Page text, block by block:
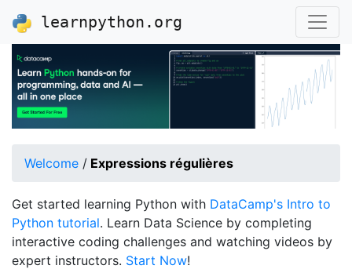
learnpython.org
Welcome / Expressions régulières
Get started learning Python with DataCamp's Intro to
Python tutorial. Learn Data Science by completing
interactive coding challenges and watching videos by
expert instructors. Start Now!